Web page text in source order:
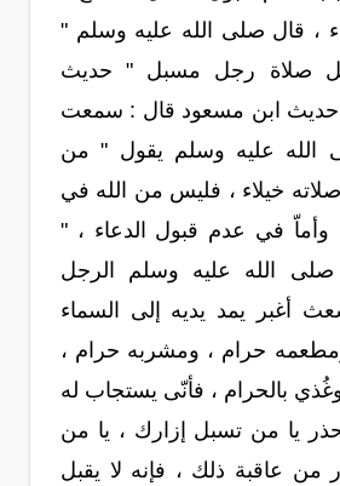
، قال صلى الله عليه وسلم "
صلاة رجل مسبل " حديث
ابن مسعود قال : سمعت
الله عليه وسلم يقول " من
خيلاء ، فليس من الله في
في عدم قبول الدعاء ، "
صلى الله عليه وسلم الرجل
أغبر يمد يديه إلى السماء
حرام ، ومشربه حرام ،
بالحرام ، فأنّى يستجاب له
يا من تسبل إزارك ، يا من
من عاقبة ذلك ، فإنه لا يقبل